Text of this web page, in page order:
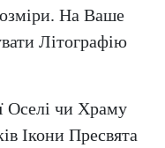
На Ваше
Літографію
Оселі чи Храму
Ікони Пресвята